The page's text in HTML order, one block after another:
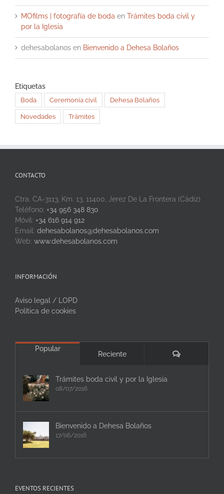
MOfilms | fotografía de boda en Trámites boda civil y
por la Iglesia
dehesabolanos en Bienvenido a Dehesa Bolaños
Etiquetas
Boda Ceremonia civil Dehesa Bolaños
Novedades Trámites
CONTACTO
Ctra. CA-3113, Km. 13, 11400, Jerez De La Frontera (Cádiz)
Teléfono: +34 956 348 830
Móvil: +34 616 914 912
Email: dehesabolanos@dehesabolanos.com
Web: www.dehesabolanos.com
INFORMACIÓN
Aviso legal / LOPD
Política de cookies
Popular
Reciente Comentarios
Trámites boda civil y por la Iglesia
08/07/2016
Bienvenido a Dehesa Bolaños
17/06/2016
EVENTOS RECIENTES